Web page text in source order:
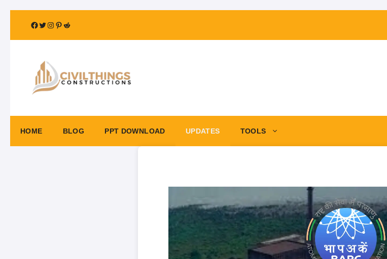
content
Facebook
Twitter
Instagram
Pinterest
Reddit
HOME BLOG PPT DOWNLOAD UPDATES TOOLS